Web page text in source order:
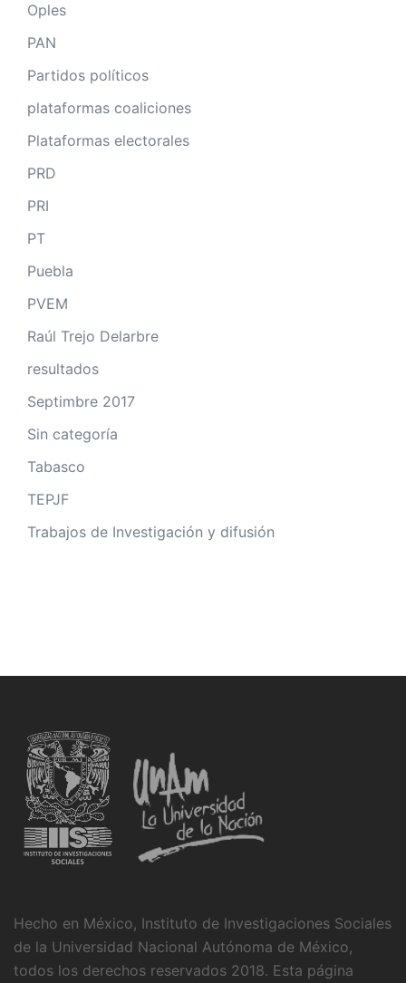
Oples
PAN
Partidos políticos
plataformas coaliciones
Plataformas electorales
PRD
PRI
PT
Puebla
PVEM
Raúl Trejo Delarbre
resultados
Septimbre 2017
Sin categoría
Tabasco
TEPJF
Trabajos de Investigación y difusión
Hecho en México, Instituto de Investigaciones Sociales
de la Universidad Nacional Autónoma de México,
todos los derechos reservados 2018. Esta página